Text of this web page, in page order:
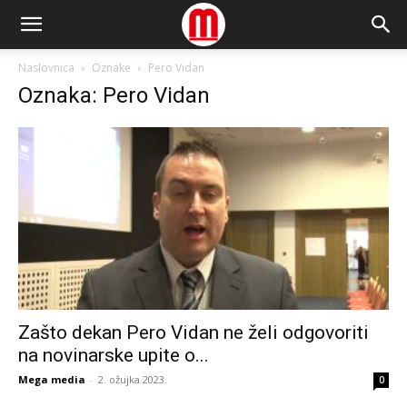
Naslovnica Oznake Pero Vidan
Oznaka: Pero Vidan
Zašto dekan Pero Vidan ne želi odgovoriti
na novinarske upite o...
Mega media - 2. ožujka 2023. 0